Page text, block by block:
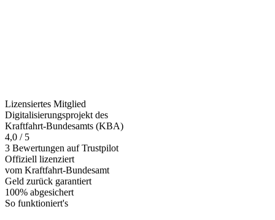
Lizensiertes Mitglied
Digitalisierungsprojekt des
Kraftfahrt-Bundesamts (KBA)
4,0 / 5
3 Bewertungen auf Trustpilot
Offiziell lizenziert
vom Kraftfahrt-Bundesamt
Geld zurück garantiert
100% abgesichert
So funktioniert's